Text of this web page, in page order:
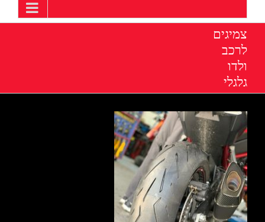
צמיגים
לרכב
ולדו
גלגלי